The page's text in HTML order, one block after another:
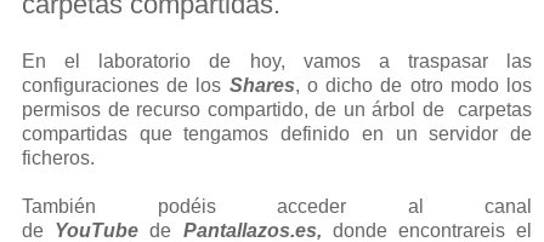
En el laboratorio de hoy, vamos a traspasar las
configuraciones de los Shares, o dicho de otro modo los
permisos de recurso compartido, de un árbol de carpetas
compartidas que tengamos definido en un servidor de
ficheros.
También podéis acceder al canal
de YouTubede Pantallazos.es, donde encontrareis el